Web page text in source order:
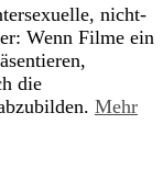
nicht-
Wenn Filme ein
die
Mehr